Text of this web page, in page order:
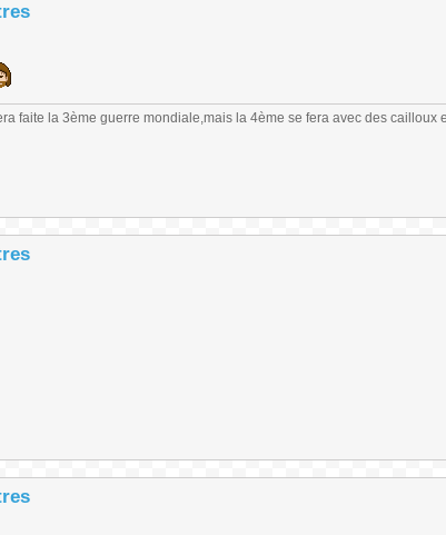
faite la 3ème guerre mondiale,mais la 4ème se fera avec des cailloux